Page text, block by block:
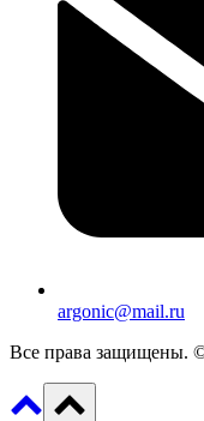
argonic@mail.ru
Все права защищены.